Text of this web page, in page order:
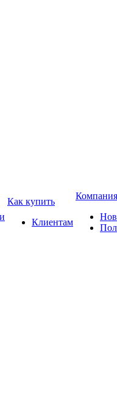
Как купить
Клиентам
Компания